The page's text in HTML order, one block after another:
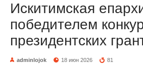
Искитимская
победителем
президентских
adminlojok 18 июн 2026 81